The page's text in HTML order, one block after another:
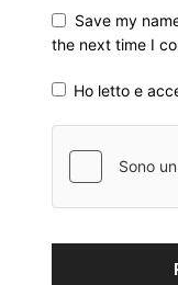
Save my
the next time I
Ho letto e